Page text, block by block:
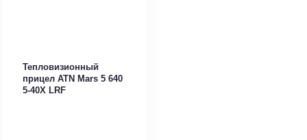
​Тепловизионный
прицел ATN Mars 5 640
5-40X LRF